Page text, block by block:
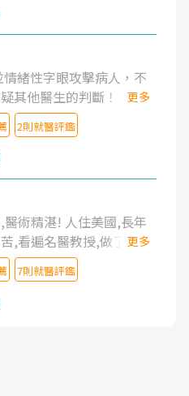
緒性字眼攻擊病人，不
其他醫生的判斷！
更多
2則就醫評鑑
術精湛! 人住美國,長年
,看遍名醫教授,做了各種
針灸及物理徒手治療都
痛藥都效果有限,只是壓
眠嚴重影響生活品質.
才主任是頸頭症候群專
更多
7則就醫評鑑